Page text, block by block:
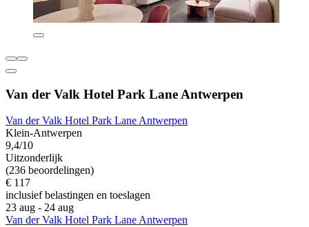
Van der Valk Hotel Park Lane Antwerpen
Van der Valk Hotel Park Lane Antwerpen
Klein-Antwerpen
9,4/10
Uitzonderlijk
(236 beoordelingen)
€ 117
inclusief belastingen en toeslagen
23 aug - 24 aug
Van der Valk Hotel Park Lane Antwerpen